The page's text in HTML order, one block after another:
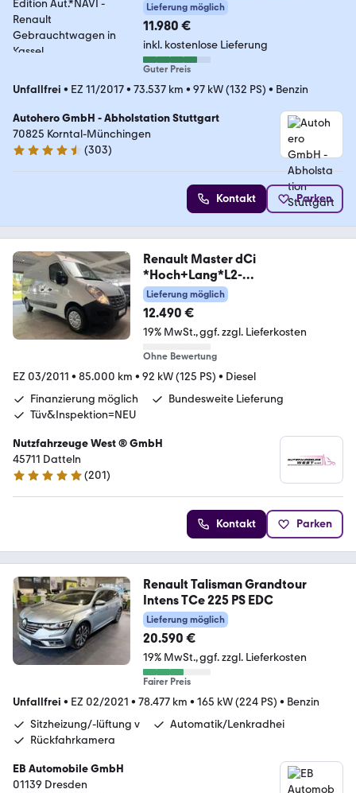
Lieferung möglich
11.980 €
inkl. kostenlose Lieferung
Guter Preis
Unfallfrei • EZ 11/2017• 73.537 km • 97 kW (132 PS) • Benzin
Autohero GmbH - Abholstation Stuttgart
70825 Korntal-Münchingen
4.4 Sterne
(303)
Kontakt Parken
Renault Master dCi
*Hoch+Lang*L2-
H2*Garantie*Klima*AHK*
Lieferung möglich
12.490 €
19% MwSt. ggf. zzgl. Lieferkosten
Ohne Bewertung
EZ 03/2011 • 85.000 km • 92 kW (125 PS) • Diesel
Finanzierung möglich
Bundesweite Lieferung
Tüv&Inspektion=NEU
Nutzfahrzeuge West ® GmbH
45711 Datteln
4.9 Sterne
(201)
Kontakt Parken
Renault Talisman Grandtour
Intens TCe 225 PS EDC
Lieferung möglich
20.590 €
19% MwSt. ggf. zzgl. Lieferkosten
Fairer Preis
Unfallfrei • EZ 02/2021 • 78.477 km • 165 kW (224 PS) • Benzin
Sitzheizung/-lüftung v
Automatik/Lenkradhei
Rückfahrkamera
EB Automobile GmbH
01139 Dresden